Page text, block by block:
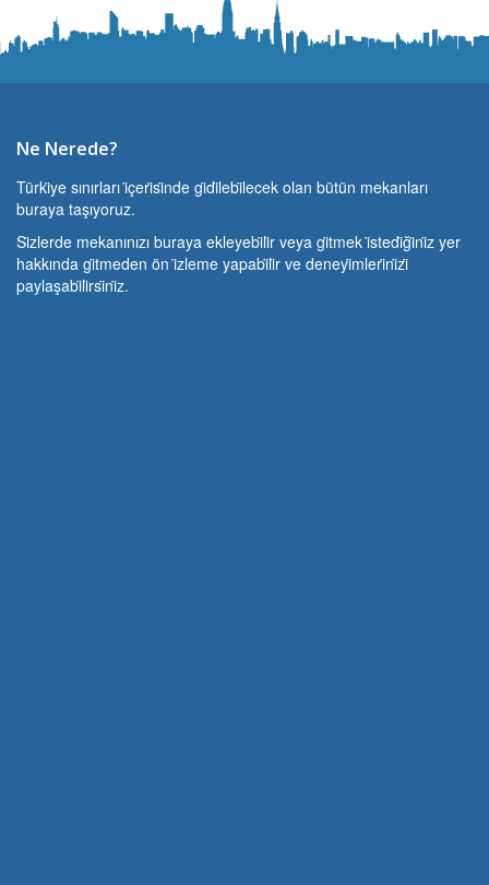
Ne Nerede?
Türki̇ye sınırları i̇çeri̇si̇nde gi̇di̇lebi̇lecek olan bütün mekanları
buraya taşıyoruz.
Si̇zlerde mekanınızı buraya ekleyebi̇li̇r veya gi̇tmek i̇stedi̇ği̇ni̇z yer
hakkında gi̇tmeden ön i̇zleme yapabi̇li̇r ve deneyi̇mleri̇ni̇zi̇
paylaşabi̇li̇rsi̇ni̇z.